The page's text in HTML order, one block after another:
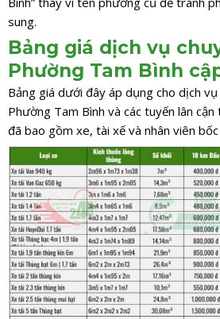
sung.
Bảng giá dịch vụ
Phường Tam Bình
Bảng giá dưới đây áp dụng cho dịch
Phường Tam Bình và các tuyến lân
đã bao gồm xe, tài xế và nhân viên